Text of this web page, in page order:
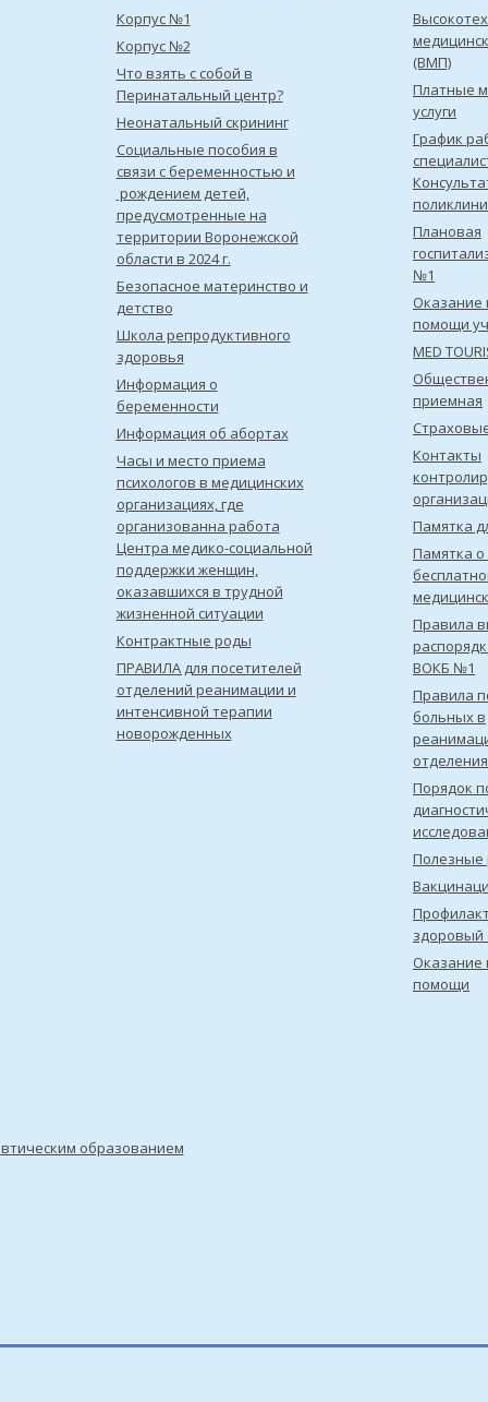
Корпус №1
Корпус №2
Что взять с собой в
Перинатальный центр?
Неонатальный скрининг
Социальные пособия в
связи с беременностью и
рождением детей,
предусмотренные на
территории Воронежской
области в 2024 г.
Безопасное материнство и
детство
Школа репродуктивного
здоровья
Информация о
беременности
Информация об абортах
Часы и место приема
психологов в медицинских
организациях, где
организованна работа
Центра медико-социальной
поддержки женщин,
оказавшихся в трудной
жизненной ситуации
Контрактные роды
ПРАВИЛА для посетителей
отделений реанимации и
интенсивной терапии
новорожденных
(ВМП)
Платные
услуги
График
Плановая
№1
Оказание
помощи
MED
приемная
Контакты
Памятка
Памятка о
Правила
ВОКБ №1
Правила
больных в
Порядок
Полезные
здоровый
Оказание
помощи
образованием